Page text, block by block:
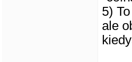
5)
ale